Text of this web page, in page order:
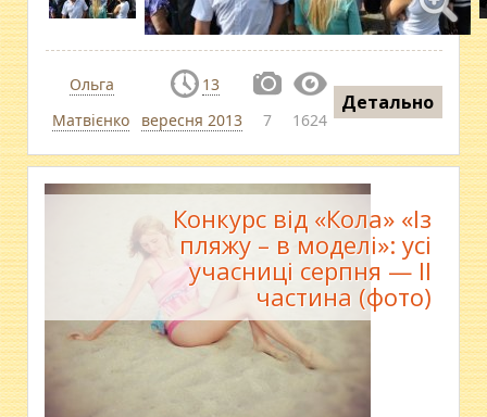
Ольга
Матвієнко
13
вересня 2013
7 1624
Детально
Конкурс від «Кола» «Із
пляжу – в моделі»: усі
учасниці серпня — ІІ
частина (фото)